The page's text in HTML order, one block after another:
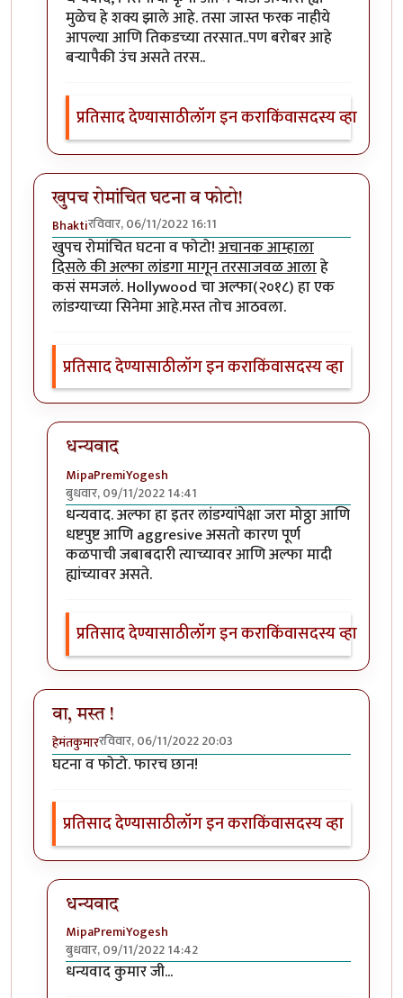
मुळेच हे शक्य झाले आहे. तसा जास्त फरक नाहीये
आपल्या आणि तिकडच्या तरसात..पण बरोबर आहे
बऱ्यापैकी उंच असते तरस..
प्रतिसाद देण्यासाठीलॉग इन कराकिंवासदस्य व्हा
खुपच रोमांचित घटना व फोटो!
Bhaktiरविवार, 06/11/2022 16:11
खुपच रोमांचित घटना व फोटो!अचानक आम्हाला
दिसले की अल्फा लांडगा मागून तरसाजवळ आलाहे
कसं समजलं. Hollywood चा अल्फा(२०१८) हा एक
लांडग्याच्या सिनेमा आहे.मस्त तोच आठवला.
प्रतिसाद देण्यासाठीलॉग इन कराकिंवासदस्य व्हा
धन्यवाद
MipaPremiYogesh
बुधवार, 09/11/2022 14:41
In reply toखुपच रोमांचित घटना व फोटो!byBhakti
धन्यवाद. अल्फा हा इतर लांडग्यांपेक्षा जरा मोठ्ठा आणि
धष्टपुष्ट आणि aggresive असतो कारण पूर्ण
कळपाची जबाबदारी त्याच्यावर आणि अल्फा मादी
ह्यांच्यावर असते.
प्रतिसाद देण्यासाठीलॉग इन कराकिंवासदस्य व्हा
वा, मस्त !
हेमंतकुमाररविवार, 06/11/2022 20:03
घटना व फोटो. फारच छान!
प्रतिसाद देण्यासाठीलॉग इन कराकिंवासदस्य व्हा
धन्यवाद
MipaPremiYogesh
बुधवार, 09/11/2022 14:42
In reply toवा, मस्त !
धन्यवाद कुमार जी...